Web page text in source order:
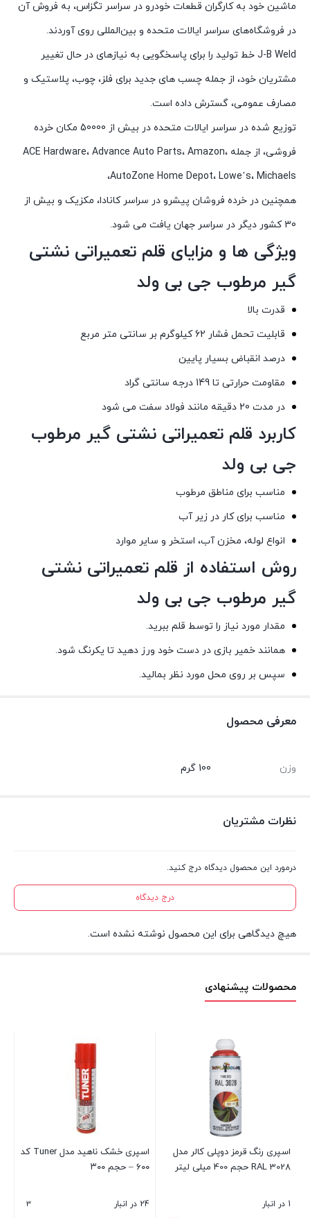
ماشین خود به کارگران قطعات خودرو در سراسر تگزاس، به فروش آن
در فروشگاه‌های سراسر ایالات متحده و بین‌المللی روی آوردند.
J-B Weld خط تولید را برای پاسخگویی به نیازهای در حال تغییر
مشتریان خود، از جمله چسب های جدید برای فلز، چوب، پلاستیک و
مصارف عمومی، گسترش داده است.
توزیع شده در سراسر ایالات متحده در بیش از 50000 مکان خرده
فروشی، از جمله ACE Hardware، Advance Auto Parts، Amazon،
AutoZone Home Depot، Lowe’s، Michaels،
همچنین در خرده فروشان پیشرو در سراسر کانادا، مکزیک و بیش از
30 کشور دیگر در سراسر جهان یافت می شود.
ویژگی ها و مزایای قلم تعمیراتی نشتی
گیر مرطوب جی بی ولد
قدرت بالا
قابلیت تحمل فشار 62 کیلوگرم بر سانتی متر مربع
درصد انقباض بسیار پایین
مقاومت حرارتی تا 149 درجه سانتی گراد
در مدت 20 دقیقه مانند فولاد سفت می شود
کاربرد قلم تعمیراتی نشتی گیر مرطوب
جی بی ولد
مناسب برای مناطق مرطوب
مناسب برای کار در زیر آب
انواع لوله، مخزن آب، استخر و سایر موارد
روش استفاده از قلم تعمیراتی نشتی
گیر مرطوب جی بی ولد
مقدار مورد نیاز را توسط قلم ببرید.
همانند خمیر بازی در دست خود ورز دهید تا یکرنگ شود.
سپس بر روی محل مورد نظر بمالید.
معرفی محصول
وزن 100 گرم
نظرات مشتریان
درمورد این محصول دیدگاه درج کنید.
درج دیدگاه
هیچ دیدگاهی برای این محصول نوشته نشده است.
محصولات پیشنهادی
اسپری رنگ قرمز دوپلی کالر مدل
RAL 3028 حجم 400 میلی لیتر
1 در انبار
اسپری خشک ناهید مدل Tuner کد
۶۰۰ – حجم ۳۰۰
24 در انبار 3